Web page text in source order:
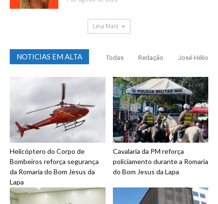
Leia Mais
NOTICIAS EM ALTA Todas Redação José Hélio
Helicóptero do Corpo de
Bombeiros reforça segurança
da Romaria do Bom Jesus da
Lapa
Cavalaria da PM reforça
policiamento durante a Romaria
do Bom Jesus da Lapa